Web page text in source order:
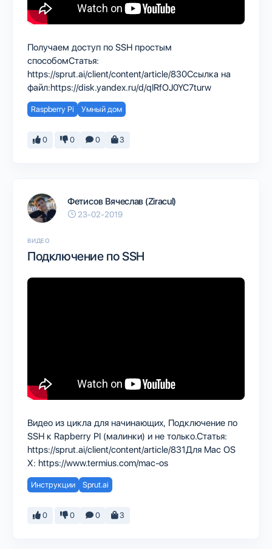
Получаем доступ по SSH простым
способомСтатья:
https://sprut.ai/client/content/article/830Ссылка на
файл:https://disk.yandex.ru/d/qIRfOJ0YC7turw
Raspberry Pi Умный дом
0 0 0 3
Фетисов Вячеслав (Ziracul)
23-02-2019
ВИДЕО
Подключение по SSH
Видео из цикла для начинающих, Подключение по
SSH к Rapberry PI (малинки) и не только.Статья:
https://sprut.ai/client/content/article/831Для Mac OS
X: https://www.termius.com/mac-os
Инструкции Sprut.ai
0 0 0 3